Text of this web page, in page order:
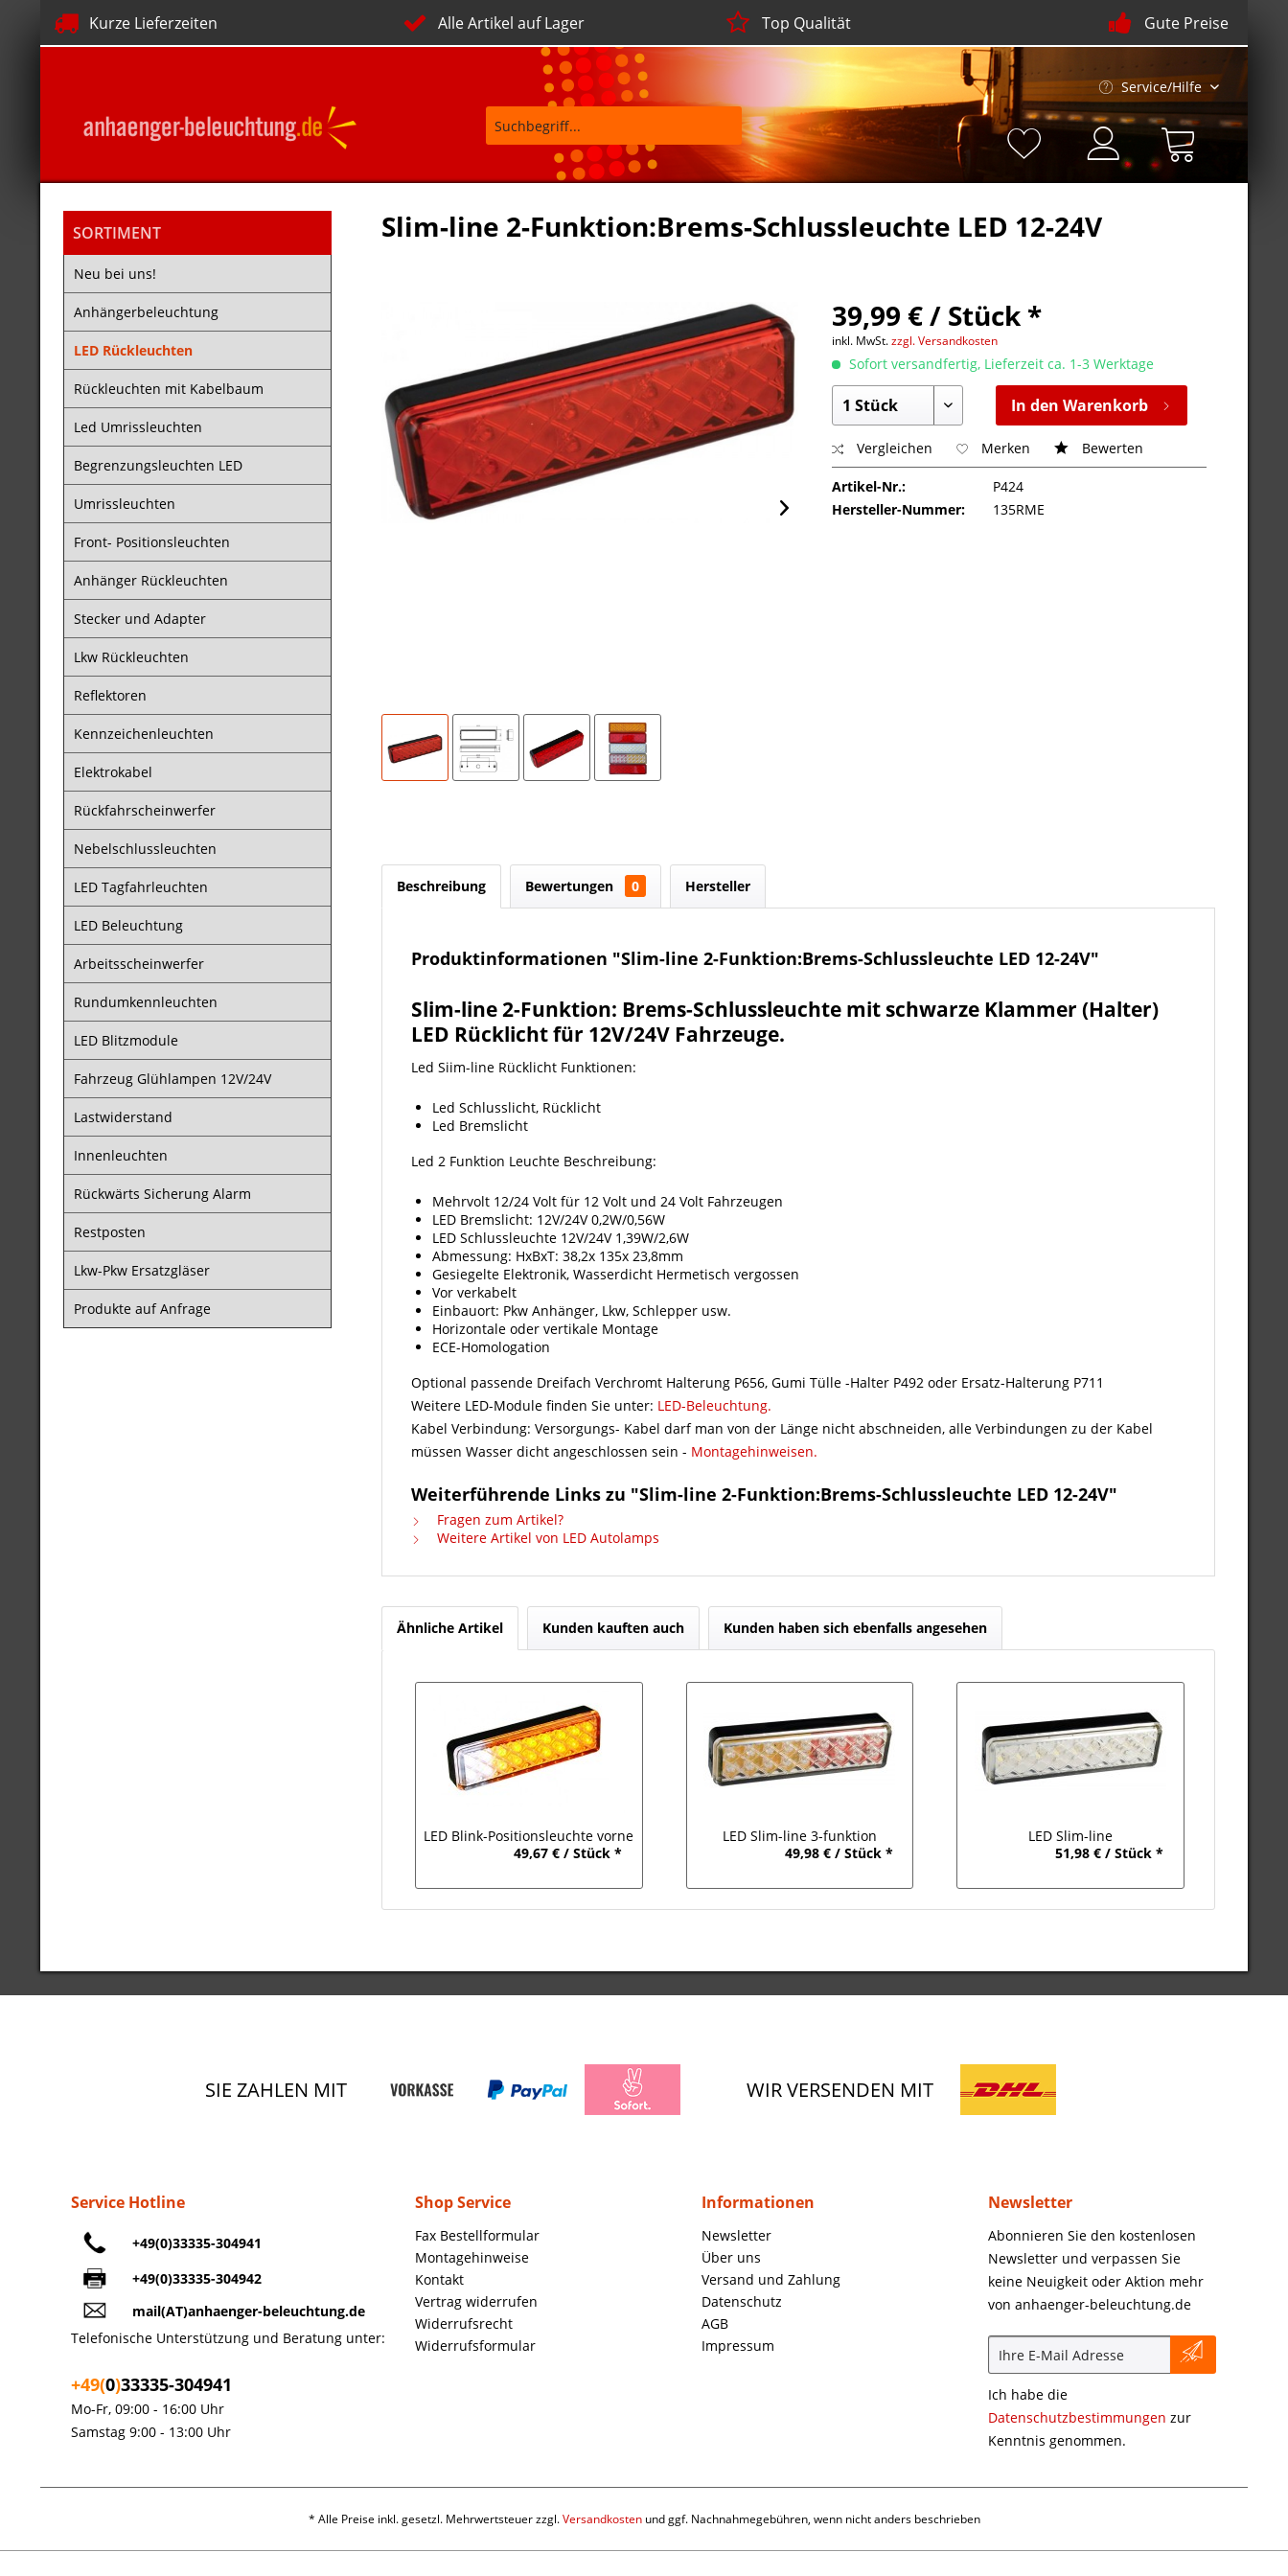
Kurze Lieferzeiten Alle Artikel auf Lager Top Qualität Gute Preise
Service/Hilfe
SORTIMENT
Neu bei uns!
Anhängerbeleuchtung
LED Rückleuchten
Rückleuchten mit Kabelbaum
Led Umrissleuchten
Begrenzungsleuchten LED
Umrissleuchten
Front- Positionsleuchten
Anhänger Rückleuchten
Stecker und Adapter
Lkw Rückleuchten
Reflektoren
Kennzeichenleuchten
Elektrokabel
Rückfahrscheinwerfer
Nebelschlussleuchten
LED Tagfahrleuchten
LED Beleuchtung
Arbeitsscheinwerfer
Rundumkennleuchten
LED Blitzmodule
Fahrzeug Glühlampen 12V/24V
Lastwiderstand
Innenleuchten
Rückwärts Sicherung Alarm
Restposten
Lkw-Pkw Ersatzgläser
Produkte auf Anfrage
Slim-line 2-Funktion:Brems-Schlussleuchte LED 12-24V
39,99 € / Stück *
inkl. MwSt.zzgl. Versandkosten
Sofort versandfertig, Lieferzeit ca. 1-3 Werktage
In den Warenkorb
Vergleichen Merken Bewerten
Artikel-Nr.:
P424
Hersteller-Nummer:
135RME
Beschreibung Bewertungen 0 Hersteller
Produktinformationen "Slim-line 2-Funktion:Brems-Schlussleuchte LED 12-24V"
Slim-line 2-Funktion: Brems-Schlussleuchte mit schwarze Klammer (Halter)
LED Rücklicht für 12V/24V Fahrzeuge.
Led Siim-line Rücklicht Funktionen:
Led Schlusslicht, Rücklicht
Led Bremslicht
Led 2 Funktion Leuchte Beschreibung:
Mehrvolt 12/24 Volt für 12 Volt und 24 Volt Fahrzeugen
LED Bremslicht: 12V/24V 0,2W/0,56W
LED Schlussleuchte 12V/24V 1,39W/2,6W
Abmessung: HxBxT: 38,2x 135x 23,8mm
Gesiegelte Elektronik, Wasserdicht Hermetisch vergossen
Vor verkabelt
Einbauort: Pkw Anhänger, Lkw, Schlepper usw.
Horizontale oder vertikale Montage
ECE-Homologation
Optional passende Dreifach Verchromt Halterung P656, Gumi Tülle -Halter P492 oder Ersatz-Halterung P711
Weitere LED-Module finden Sie unter: LED-Beleuchtung.
Kabel Verbindung: Versorgungs- Kabel darf man von der Länge nicht abschneiden, alle Verbindungen zu der Kabel
müssen Wasser dicht angeschlossen sein - Montagehinweisen.
Weiterführende Links zu "Slim-line 2-Funktion:Brems-Schlussleuchte LED 12-24V"
Fragen zum Artikel?
Weitere Artikel von LED Autolamps
Ähnliche Artikel Kunden kauften auch Kunden haben sich ebenfalls angesehen
LED Blink-Positionsleuchte vorne
12V-24V
49,67 € / Stück *
LED Slim-line 3-funktion
Rückleuchte für 12V-24V
49,98 € / Stück *
LED Slim-line
Rückfahrscheinwerfer für 12V-24V
51,98 € / Stück *
SIE ZAHLEN MIT WIR VERSENDEN MIT
Service Hotline
+49(0)33335-304941
+49(0)33335-304942
mail(AT)anhaenger-beleuchtung.de
Telefonische Unterstützung und Beratung unter:
+49(0)33335-304941
Mo-Fr, 09:00 - 16:00 Uhr
Samstag 9:00 - 13:00 Uhr
Shop Service
Fax Bestellformular
Montagehinweise
Kontakt
Vertrag widerrufen
Widerrufsrecht
Widerrufsformular
Informationen
Newsletter
Über uns
Versand und Zahlung
Datenschutz
AGB
Impressum
Newsletter
Abonnieren Sie den kostenlosen
Newsletter und verpassen Sie
keine Neuigkeit oder Aktion mehr
von anhaenger-beleuchtung.de
Ich habe die
Datenschutzbestimmungen zur
Kenntnis genommen.
* Alle Preise inkl. gesetzl. Mehrwertsteuer zzgl.Versandkostenund ggf. Nachnahmegebühren, wenn nicht anders beschrieben